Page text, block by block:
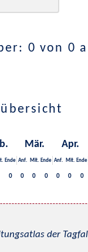
0 von 0
Mär. Apr.
Ende Anf. Mit. Ende Anf. Mit. Ende
0 0 0 0 0 0 0
der